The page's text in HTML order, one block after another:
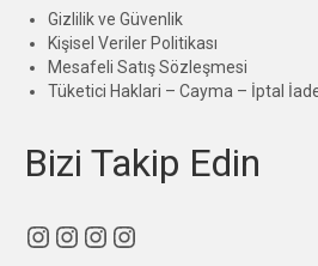
Gizlilik ve Güvenlik
Kişisel Veriler Politikası
Mesafeli Satış Sözleşmesi
Tüketici Haklari – Cayma – İptal
Bizi Takip Edin
Instagram
Instagram
Instagram
Instagram